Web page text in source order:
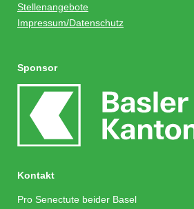
Stellenangebote
Impressum/Datenschutz
Sponsor
Kontakt
Pro Senectute beider Basel